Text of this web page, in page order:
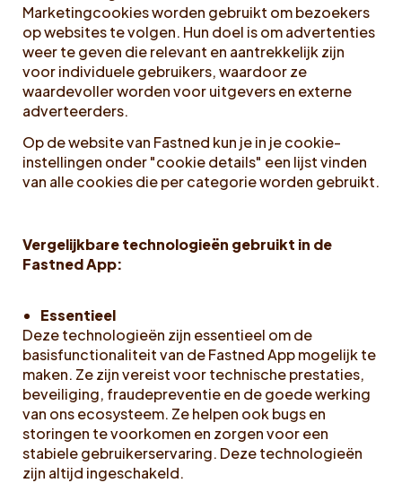
Marketingcookies worden gebruikt om bezoekers
op websites te volgen. Hun doel is om advertenties
weer te geven die relevant en aantrekkelijk zijn
voor individuele gebruikers, waardoor ze
waardevoller worden voor uitgevers en externe
adverteerders.
Op de website van Fastned kun je in je cookie-
instellingen onder "cookie details" een lijst vinden
van alle cookies die per categorie worden gebruikt.
Vergelijkbare technologieën gebruikt in de
Fastned App:
Essentieel
Deze technologieën zijn essentieel om de
basisfunctionaliteit van de Fastned App mogelijk te
maken. Ze zijn vereist voor technische prestaties,
beveiliging, fraudepreventie en de goede werking
van ons ecosysteem. Ze helpen ook bugs en
storingen te voorkomen en zorgen voor een
stabiele gebruikerservaring. Deze technologieën
zijn altijd ingeschakeld.